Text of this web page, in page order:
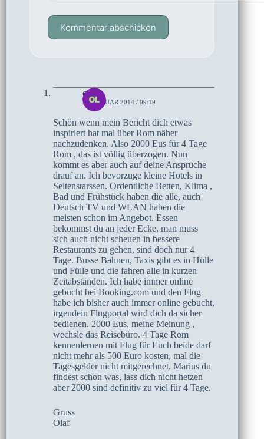
Kommentar abschicken
olaf
26. JANUAR 2014 / 09:19
Schön wenn mein Bericht dich etwas
inspiriert hat mal über Rom näher
nachzudenken. Also 2000 Eus für 4 Tage
Rom , das ist völlig überzogen. Nun
kommt es aber auch auf deine Ansprüche
drauf an. Ich bevorzuge kleine Hotels in
Seitenstarssen. Ordentliche Betten, Klima ,
Bad und Frühstück haben die alle, auch
Deutsch TV und WLAN haben die
meisten schon im Angebot. Essen
bekommst du an jeder Ecke, man muss
sich auch nicht scheuen in bessere
Restaurants zu gehen, sind doch nur 4
Tage. Busse Bahnen, Taxis gibt es in Hülle
und Fülle und die fahren alle in kurzen
Zeitabständen. Ich habe immer online
gebucht bei Booking.com und den Flug
habe ich bisher auch immer online gebucht,
irgendein Flugportal wird dich da sicher
bedienen. 2000 Eus, meine Meinung ,
wechsle das Reisebüro. 4 Tage Rom
kennenlernen mit Flug für Euch beide darf
nicht mehr als 500 Euro kosten, mal die
Tagesgelder nicht mitgerechnet. Marius du
findest schon was, lass dich nicht hetzen
aber 2000 sind definitiv zu viel für 4 Tage.
Gruss
Olaf